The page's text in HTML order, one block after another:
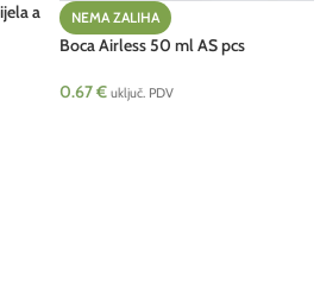
a
NEMA ZALIHA
Boca Airless 50 ml AS pcs
0.67€ uključ. PDV